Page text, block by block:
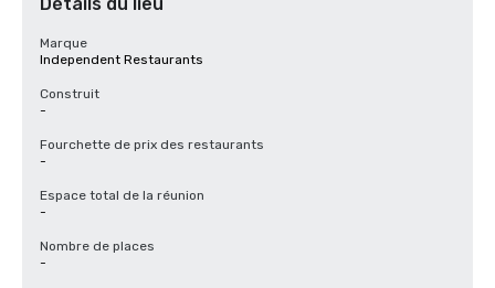
Marque
Independent Restaurants
Construit
-
Fourchette de prix des restaurants
-
Espace total de la réunion
-
Nombre de places
-